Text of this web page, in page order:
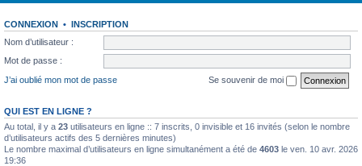
CONNEXION • INSCRIPTION
Nom d’utilisateur :
Mot de passe :
J’ai oublié mon mot de passe
Se souvenir de moi
QUI EST EN LIGNE ?
Au total, il y a 23 utilisateurs en ligne :: 7 inscrits, 0 invisible et 16 invités (selon le nombre
d’utilisateurs actifs des 5 dernières minutes)
Le nombre maximal d’utilisateurs en ligne simultanément a été de 4603 le ven. 10 avr. 2026
19:36